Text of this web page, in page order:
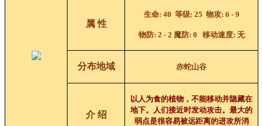
属 性
生命: 40 等级: 25 物攻: 6 - 9
物防: 2 - 2 魔防: 0 移动速度: 无
分布地域 赤蛇山谷
介 绍
以人为食的植物，不能移动并隐藏在
地下。人们接近时发动攻击。最大的
弱点是很容易被远距离的进攻所消